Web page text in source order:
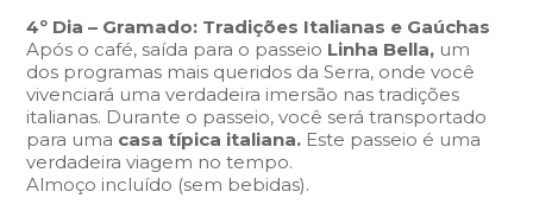
4º Dia – Gramado: Tradições Italianas e Gaúchas
Após o café, saída para o passeio Linha Bella, um
dos programas mais queridos da Serra, onde você
vivenciará uma verdadeira imersão nas tradições
italianas. Durante o passeio, você será transportado
para uma casa típica italiana. Este passeio é uma
verdadeira viagem no tempo.
Almoço incluído (sem bebidas).